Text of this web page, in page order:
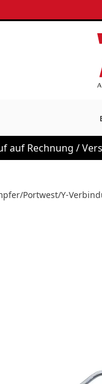
auf Rechnung /
/Portwest/Y-